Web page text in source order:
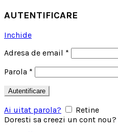
AUTENTIFICARE
Inchide
Adresa de email *
Parola *
Autentificare
Ai uitat parola?
Retine
Doresti sa creezi un cont nou?